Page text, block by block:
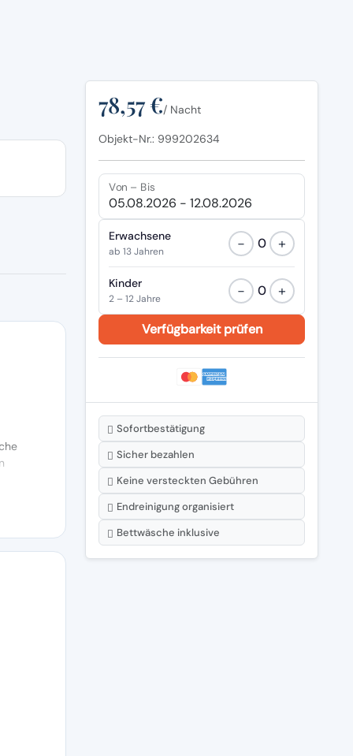
78,57 €/ Nacht
Objekt-Nr.: 999202634
Von – Bis
Erwachsene
ab 13 Jahren − 0 +
Kinder
2 – 12 Jahre − 0 +
Sofortbestätigung
Sicher bezahlen
Keine versteckten Gebühren
Endreinigung organisiert
Bettwäsche inklusive